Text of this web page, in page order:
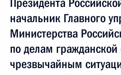
Президента
начальник Главного
Министерства
по делам
чрезвычайным